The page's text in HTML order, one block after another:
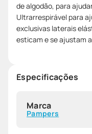
de algodão, para
Ultrarrespirável para
exclusivas laterais
esticam e se ajustam
Especificações
Marca
Pampers